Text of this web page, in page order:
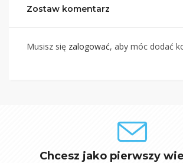
Zostaw komentarz
Musisz się zalogować, aby móc dodać
Chcesz jako pierwszy